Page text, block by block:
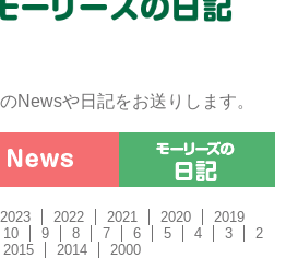
Newsや日記をお送りします。
2023 2022 2021 2020
2019
10 9 8 7 6 5 4 3
2
2015 2014 2000